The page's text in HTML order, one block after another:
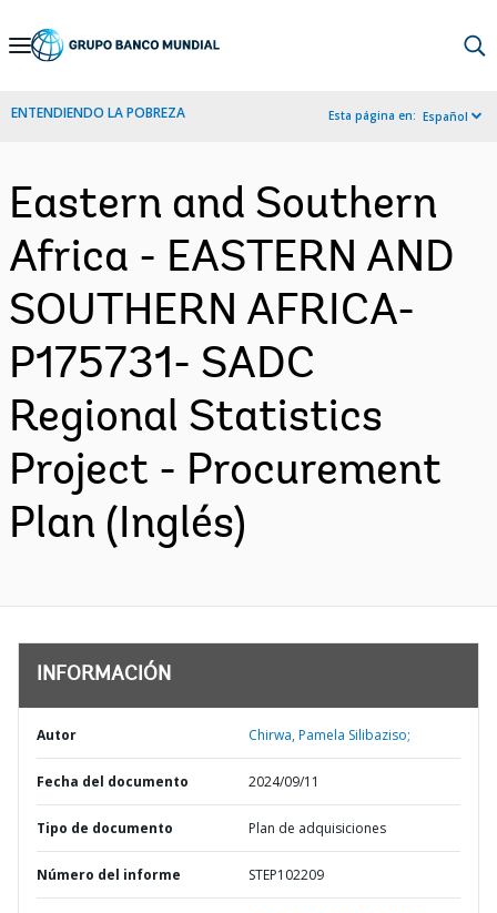
Skip
Navigation
ENTENDIENDO LA POBREZA Esta página en: Español
Eastern and Southern
Africa - EASTERN AND
SOUTHERN AFRICA-
P175731- SADC
Regional Statistics
Project - Procurement
Plan (Inglés)
INFORMACIÓN
Autor Chirwa, Pamela Silibaziso;
Fecha del documento 2024/09/11
Tipo de documento Plan de adquisiciones
Número del informe STEP102209